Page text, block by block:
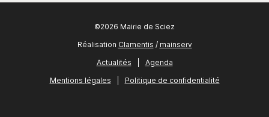
©2026 Mairie de Sciez
Réalisation Clamentis / mainserv
Actualités
Agenda
Mentions légales
Politique de confidentialité